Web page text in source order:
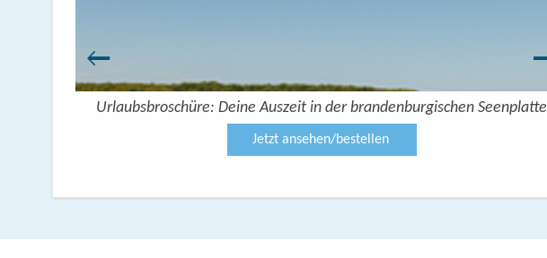
Urlaubsbroschüre: Deine Auszeit in der brandenburgischen Seenplatte
Jetzt ansehen/bestellen